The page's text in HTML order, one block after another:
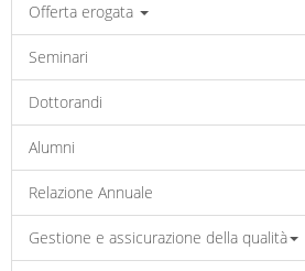
Offerta erogata
Seminari
Dottorandi
Alumni
Relazione Annuale
Gestione e assicurazione della qualità